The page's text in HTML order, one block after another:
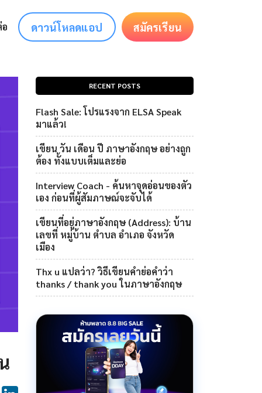
ดาวน์โหลดแอป สมัครเรียน
RECENT POSTS
Flash Sale: โปรแรงจาก ELSA Speak
มาแล้ว!
เขียน วัน เดือน ปี ภาษาอังกฤษ อย่างถูก
ต้อง ทั้งแบบเต็มและย่อ
Interview Coach - ค้นหาจุดอ่อนของตัว
เอง ก่อนที่ผู้สัมภาษณ์จะจับได้
เขียนที่อยู่ภาษาอังกฤษ (Address): บ้าน
เลขที่ หมู่บ้าน ตำบล อำเภอ จังหวัด
เมือง
Thx u แปลว่า? วิธีเขียนคำย่อคำว่า
thanks / thank you ในภาษาอังกฤษ